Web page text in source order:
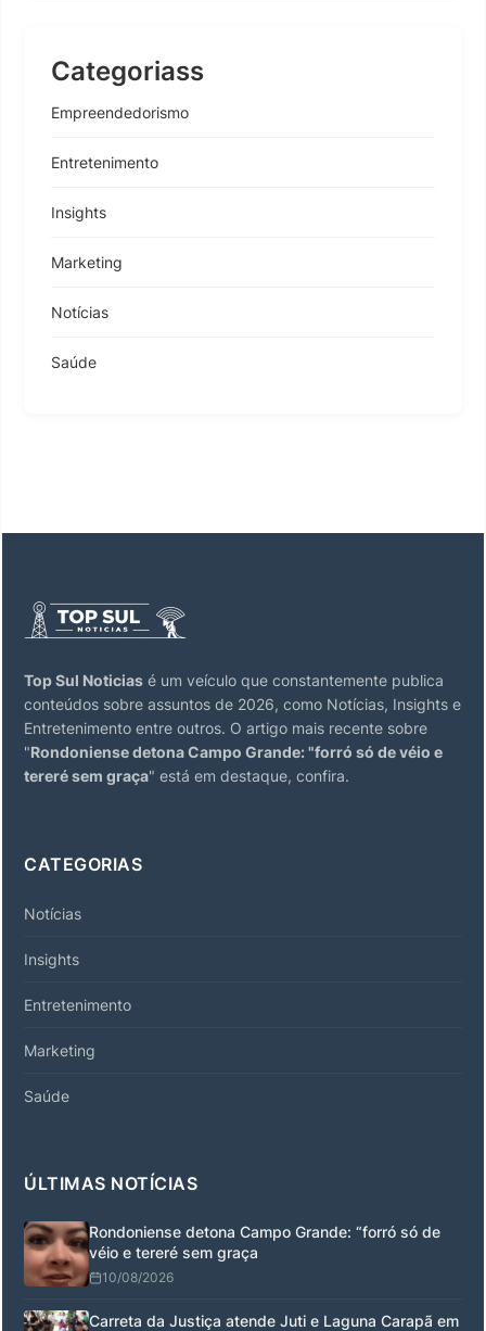
Categoriass
Empreendedorismo
Entretenimento
Insights
Marketing
Notícias
Saúde
Top Sul Noticias é um veículo que constantemente publica
conteúdos sobre assuntos de 2026, como Notícias, Insights e
Entretenimento entre outros. O artigo mais recente sobre
"Rondoniense detona Campo Grande: "forró só de véio e
tereré sem graça" está em destaque, confira.
CATEGORIAS
Notícias
Insights
Entretenimento
Marketing
Saúde
ÚLTIMAS NOTÍCIAS
Rondoniense detona Campo Grande: “forró só de
véio e tereré sem graça
10/08/2026
Carreta da Justiça atende Juti e Laguna Carapã em